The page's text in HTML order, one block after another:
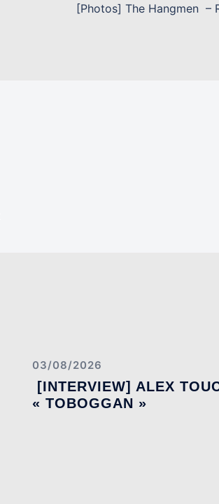
[Photos] The Hangmen –
03/08/2026
[INTERVIEW] ALEX
« TOBOGGAN »